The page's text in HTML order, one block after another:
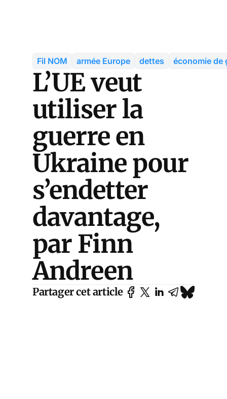
Fil NOM armée Europe dettes économie de
L’UE veut
utiliser la
guerre en
Ukraine pour
s’endetter
davantage,
par Finn
Andreen
Partager cet article